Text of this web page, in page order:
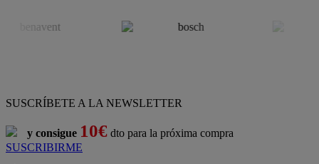
SUSCRÍBETE A LA NEWSLETTER
y consigue 10€ dto para la próxima compra
SUSCRIBIRME